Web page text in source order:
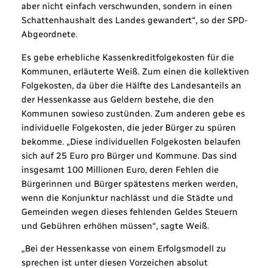
aber nicht einfach verschwunden, sondern in einen
Schattenhaushalt des Landes gewandert“, so der SPD-
Abgeordnete.
Es gebe erhebliche Kassenkreditfolgekosten für die
Kommunen, erläuterte Weiß. Zum einen die kollektiven
Folgekosten, da über die Hälfte des Landesanteils an
der Hessenkasse aus Geldern bestehe, die den
Kommunen sowieso zustünden. Zum anderen gebe es
individuelle Folgekosten, die jeder Bürger zu spüren
bekomme. „Diese individuellen Folgekosten belaufen
sich auf 25 Euro pro Bürger und Kommune. Das sind
insgesamt 100 Millionen Euro, deren Fehlen die
Bürgerinnen und Bürger spätestens merken werden,
wenn die Konjunktur nachlässt und die Städte und
Gemeinden wegen dieses fehlenden Geldes Steuern
und Gebühren erhöhen müssen“, sagte Weiß.
„Bei der Hessenkasse von einem Erfolgsmodell zu
sprechen ist unter diesen Vorzeichen absolut